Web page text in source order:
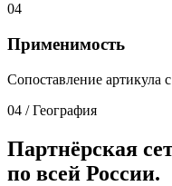
04
Применимость
Сопоставление артикула
04 / География
Партнёрская
по всей России.